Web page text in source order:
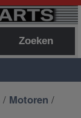
Zoeken
/ Motoren /